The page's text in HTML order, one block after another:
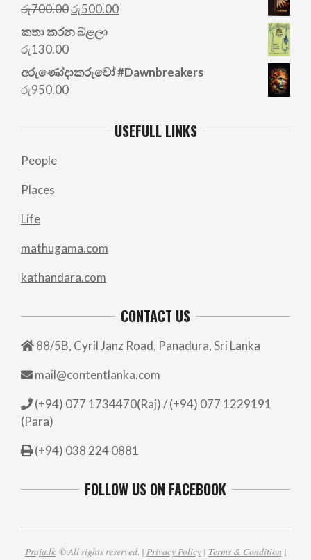
රු700.00Original
price
was:
රු500.00Current
කතා කරන බළලා
රු130.00
අරු‍ණෝදාකරුවෝ #Dawnbreakers
රු950.00
USEFULL LINKS
People
Places
Life
mathugama.com
kathandara.com
CONTACT US
88/5B, Cyril Janz Road, Panadura, Sri Lanka
mail@contentlanka.com
(+94) 077 1734470(Raj) / (+94) 077 1229191
(Para)
(+94) 038 224 0881
FOLLOW US ON FACEBOOK
Praja.lk© All rights reserved. | Privacy Policy| Terms & Condition |